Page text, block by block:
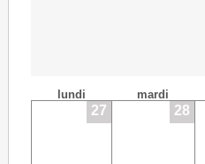
lundi mardi
27 28